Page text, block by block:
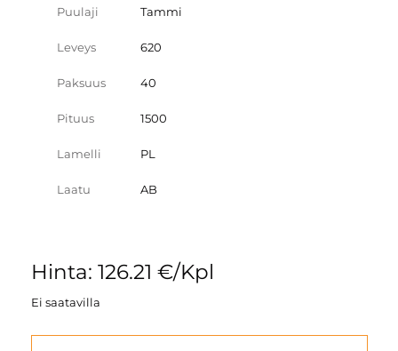
Puulaji Tammi
Leveys 620
Paksuus 40
Pituus 1500
Lamelli PL
Laatu AB
Hinta: 126.21 €/Kpl
Ei saatavilla